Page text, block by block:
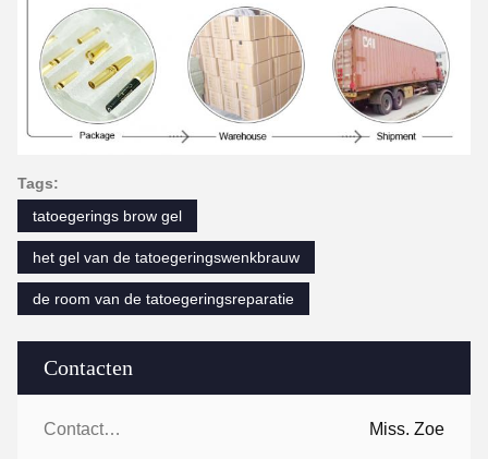
Contacten
Contacten: Miss. Zoe
Tags:
tatoegerings brow gel
het gel van de tatoegeringswenkbrauw
de room van de tatoegeringsreparatie